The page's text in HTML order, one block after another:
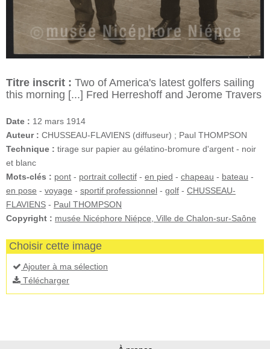
Titre inscrit : Two of America's latest golfers sailing
this morning [...] Fred Herreshoff and Jerome Travers
Date : 12 mars 1914
Auteur : CHUSSEAU-FLAVIENS (diffuseur) ; Paul THOMPSON
Technique : tirage sur papier au gélatino-bromure d'argent - noir
et blanc
Mots-clés : pont - portrait collectif - en pied - chapeau - bateau -
en pose - voyage - sportif professionnel - golf - CHUSSEAU-
FLAVIENS - Paul THOMPSON
Copyright : musée Nicéphore Niépce, Ville de Chalon-sur-Saône
Choisir cette image
Ajouter à ma sélection
Télécharger